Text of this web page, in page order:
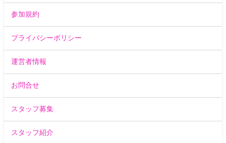
参加規約
プライバシーポリシー
運営者情報
お問合せ
スタッフ募集
スタッフ紹介